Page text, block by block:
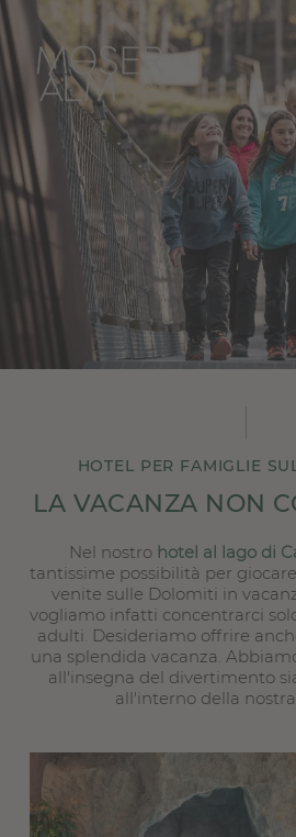
HOTEL PER FAMIGLIE
LA VACANZA NON
Nel nostro hotel al lago di
tantissime possibilità per
venite sulle Dolomiti in
vogliamo infatti concentrarci
adulti. Desideriamo offrire
una splendida vacanza.
all'insegna del divertimento
all'interno della